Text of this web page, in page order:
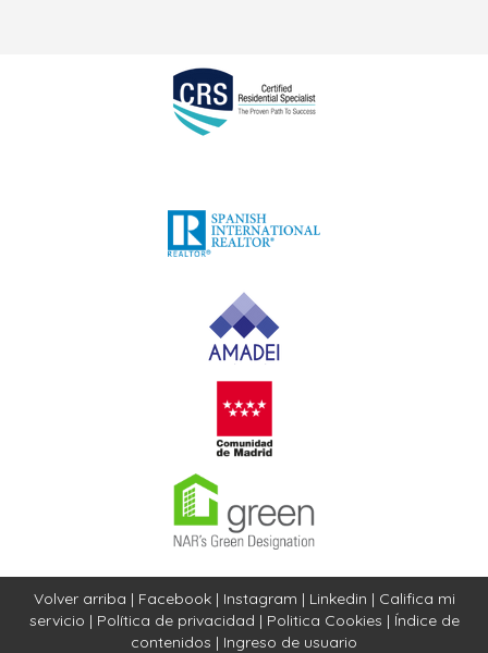
Volver arriba | Facebook| Instagram | Linkedin | Califica mi
servicio | Política de privacidad | Politica Cookies | Índice de
contenidos | Ingreso de usuario